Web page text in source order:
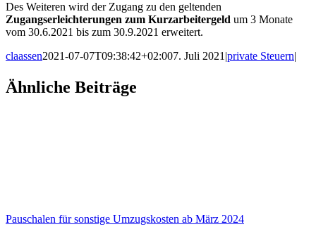
Des Weiteren wird der Zugang zu den geltenden
Zugangserleichterungen zum Kurzarbeitergeld um 3 Monate
vom 30.6.2021 bis zum 30.9.2021 erweitert.
claassen2021-07-07T09:38:42+02:007. Juli 2021|private Steuern|
Facebook
X
LinkedIn
WhatsApp
Xing
E-
Mail
Ähnliche Beiträge
Pauschalen für sonstige Umzugskosten ab März 2024